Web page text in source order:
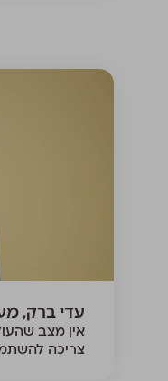
עדי ברק,
אין מצב
צריכה